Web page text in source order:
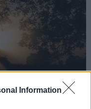
Information